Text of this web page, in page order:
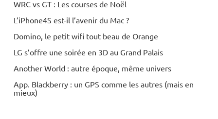
WRC vs GT : Les courses de Noël
L’iPhone4S est-il l’avenir du Mac ?
Domino, le petit wifi tout beau de Orange
LG s’offre une soirée en 3D au Grand Palais
Another World : autre époque, même univers
App. Blackberry : un GPS comme les autres (mais en
mieux)